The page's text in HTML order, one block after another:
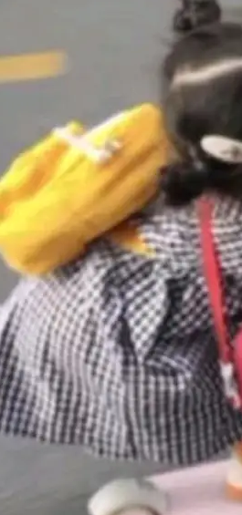
V3 格式。
心开幕。本届大会
创新联盟主办，以
时代的质量新范
走向规模化产业落地
智能研发生产力
云测的Testin XAge
域代表产品。对CI
AI测试正在从效率
施。 CIO面对的新
清单上多了两项：
用安全地从PoC走
跟得上AI应用...
关于 ADT
不去了。Alex Fedos
"。 他说的东西不新
，尤其是和类型
一件事：这不是类
码的思维方式。 文
个网站的深色主题
字段来表示——bool
的默认模式、浅
大量无意义的组
全 null 了。要知道
靠"文档、校验、或
的 enum，两个
AI 平台 Clou
目 Cloudflare O
会觉得这是又一
"——每个大厂都在
Varda 在 Twitte
们发布了 Cloudfla
机器人，跟其他所
，实际上它不一
制版，我十年前的
次它构建在 Cloudf
年时间搭建的平台
本上是我十年秘密
自托管的分
队推出了最新开源项
上运行 Cloudflare
的守护进程。 设
个独立的 SQLite
你自己的 S3 兼容
这个存储库协调——
。每个对象自带一
片构建，单个数据
计层面就被消除
乎不占资源。当 cel
AI榜：vivo夺
Z系列
存储等硬件成本暴
啊，新机速度明显
新机参数规格除开
么是中低端机器，
17、REDMI No
目——DeltaDB，一
一次编辑操作的版